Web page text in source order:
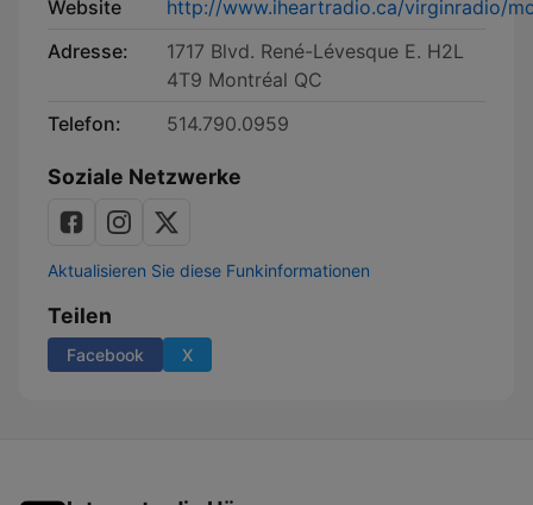
Website
http://www.iheartradio.ca/virginradio/
Adresse:
1717 Blvd. René-Lévesque E. H2L
4T9 Montréal QC
Telefon:
514.790.0959
Soziale Netzwerke
Aktualisieren Sie diese Funkinformationen
Teilen
Facebook X